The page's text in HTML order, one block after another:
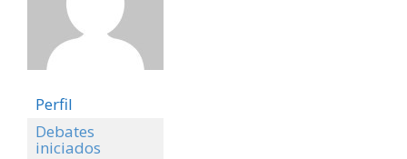
Perfil
Debates
iniciados